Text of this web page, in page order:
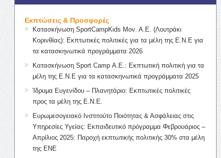
Εκπτώσεις & Προσφορές
Κατασκήνωση SportCampKids Μον. Α.Ε. (Λουτράκι
Κορινθίας): Εκπτωτικές πολιτικές για τα μέλη της Ε.Ν.Ε για
τα κατασκηνωτικά προγράμματα 2026
Κατασκήνωση Sport Camp Α.Ε.: Εκπτωτική πολιτική για τα
μέλη της Ε.Ν.Ε για τα κατασκηνωτικά προγράμματα 2025
Ίδρυμα Ευγενίδου – Πλανητάριο: Εκπτωτικές πολιτικές
προς τα μέλη της Ε.Ν.Ε.
Ευρωμεσογειακό Ινστιτούτο Ποιότητας & Ασφάλειας στις
Υπηρεσίες Υγείας: Εκπαιδευτικό πρόγραμμα Φεβρουάριος –
Απρίλιος 2025: Παροχή εκπτωτικής πολιτικής 30% στα μέλη
της ΕΝΕ